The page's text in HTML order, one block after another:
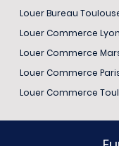
Louer Bureau
Louer Commerce Lyon
Louer Commerce
Louer Commerce
Louer Commerce